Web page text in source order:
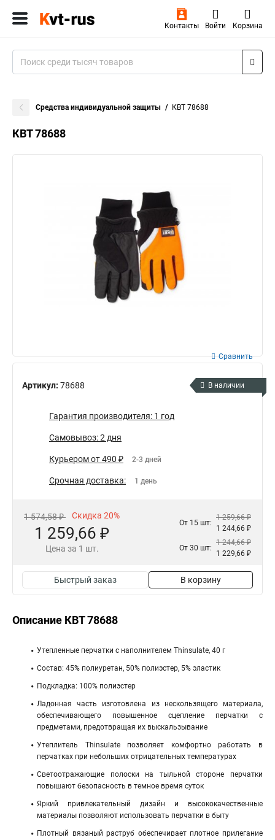
Контакты Войти Корзина
Средства индивидуальной защиты КВТ 78688
КВТ 78688
Артикул: 78688
Сравнить
В наличии
Гарантия производителя: 1 год
Самовывоз: 2 дня
Курьером от 490 ₽ 2-3 дней
Срочная доставка: 1 день
1 574,58 ₽ Скидка 20%
1 259,66 ₽
Цена за 1 шт.
От 15 шт:
1 259,66 ₽
1 244,66 ₽
От 30 шт:
1 244,66 ₽
1 229,66 ₽
Быстрый заказ В корзину
Описание КВТ 78688
Утепленные перчатки с наполнителем Thinsulate, 40 г
Состав: 45% полиуретан, 50% полиэстер, 5% эластик
Подкладка: 100% полиэстер
Ладонная часть изготовлена из нескользящего материала,
обеспечивающего повышенное сцепление перчатки с
предметами, предотвращая их выскальзывание
Утеплитель Thinsulate позволяет комфортно работать в
перчатках при небольших отрицательных температурах
Светоотражающие полоски на тыльной стороне перчатки
повышают безопасность в темное время суток
Яркий привлекательный дизайн и высококачественные
материалы позволяют использовать перчатки в быту
Плотный вязаный раструб обеспечивает плотное прилегание